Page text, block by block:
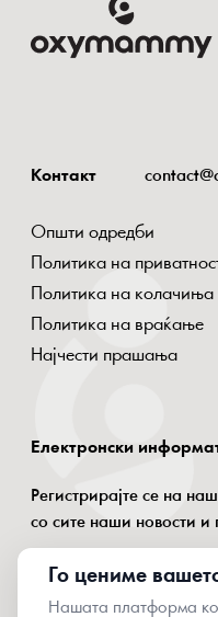
Контакт
Општи одредби
Политика на
Политика на колачиња
Политика на враќање
Најчести прашања
Електронски
Регистрирајте се на
со сите наши новости и
Го цениме
Нашата платформа